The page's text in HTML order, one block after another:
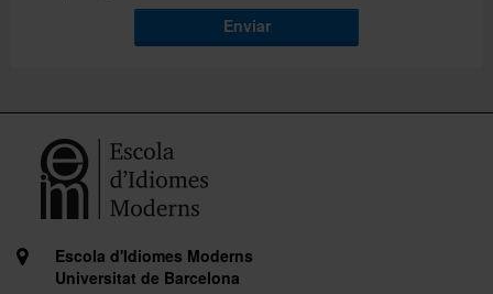
Enviar
Escola d'Idiomes Moderns
Universitat de Barcelona